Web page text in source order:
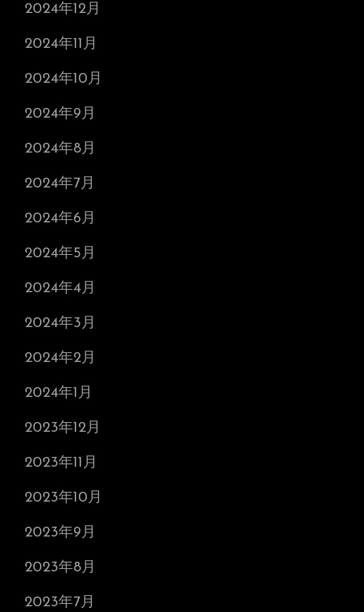
2024年12月
2024年11月
2024年10月
2024年9月
2024年8月
2024年7月
2024年6月
2024年5月
2024年4月
2024年3月
2024年2月
2024年1月
2023年12月
2023年11月
2023年10月
2023年9月
2023年8月
2023年7月